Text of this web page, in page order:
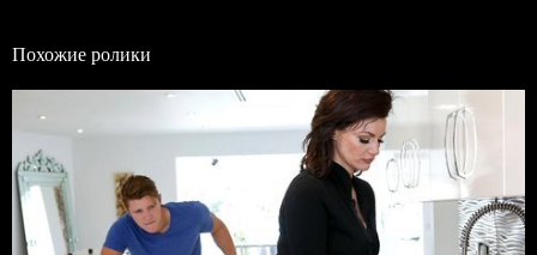
Похожие ролики